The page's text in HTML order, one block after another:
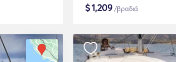
$1,209/βραδιά